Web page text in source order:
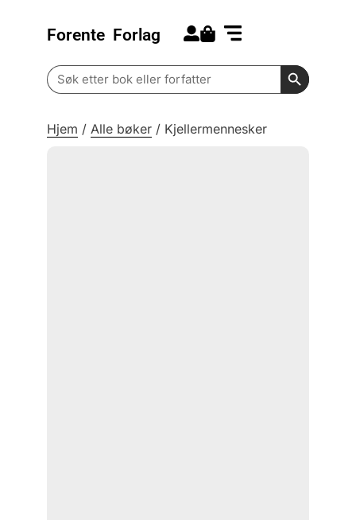
Forente Forlag
Search
for:
Search
Hjem / Alle bøker / Kjellermennesker